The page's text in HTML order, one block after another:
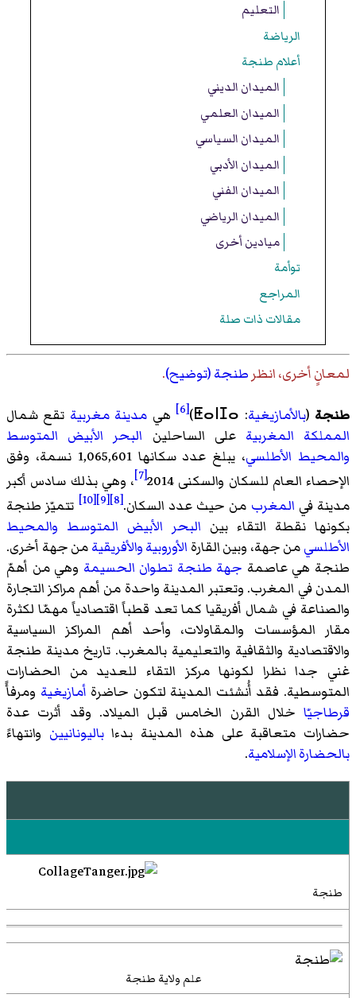
التعليم
الرياضة
أعلام طنجة
الميدان الديني
الميدان العلمي
الميدان السياسي
الميدان الأدبي
الميدان الفني
الميدان الرياضي
ميادين أخرى
توأمة
المراجع
مقالات ذات صلة
لمعانٍ أخرى، انظرطنجة (توضيح).
طنجة (بالأمازيغية: ⵟⴰⵏⵊⴰ)
[6] هي مدينة مغربية تقع شمال
المملكة المغربية على الساحلين البحر الأبيض المتوسط
والمحيط الأطلسي
، يبلغ عدد سكانها 1,065,601 نسمة، وفق
الإحصاء العام للسكان والسكنى 2014
[7]
، وهي بذلك سادس أكبر
مدينة في المغرب من حيث عدد السكان.[8]
[9]
[10]
تتميّز طنجة
بكونها نقطة التقاء بين البحر الأبيض المتوسط والمحيط
الأطلسيمن جهة، وبين القارة الأوروبيةوالأفريقيةمن جهة أخرى.
طنجة هي عاصمة جهة طنجة تطوان الحسيمة وهي من أهمّ
المدن في المغرب. وتعتبر المدينة واحدة من أهم مراكز التجارة
والصناعة في شمال أفريقيا كما تعد قطباً اقتصادياً مهمّا لكثرة
مقار المؤسسات والمقاولات، وأحد أهم المراكز السياسية
والاقتصادية والثقافية والتعليمية بالمغرب. تاريخ مدينة طنجة
غني جدا نظرا لكونها مركز التقاء للعديد من الحضارات
المتوسطية. فقد أُنشئت المدينة لتكون حاضرة أمازيغية ومرفأً
قرطاجيّا خلال القرن الخامس قبل الميلاد. وقد أثرت عدة
حضارات متعاقبة على هذه المدينة بدءاباليونانيين وانتهاءً
بالحضارة الإسلامية.
طنجة
علم ولاية طنجة